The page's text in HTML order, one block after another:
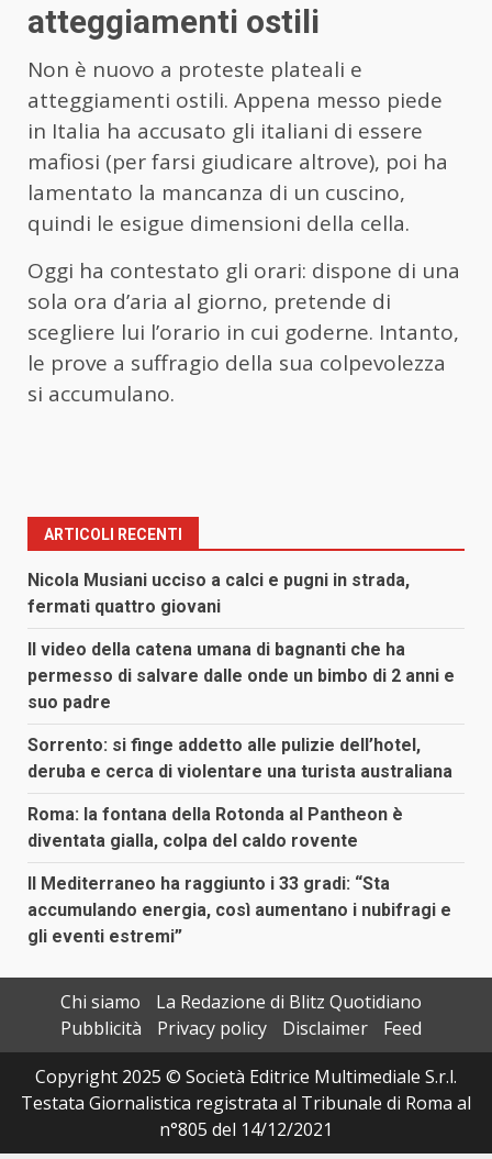
atteggiamenti ostili
Non è nuovo a proteste plateali e
atteggiamenti ostili. Appena messo piede
in Italia ha accusato gli italiani di essere
mafiosi (per farsi giudicare altrove), poi ha
lamentato la mancanza di un cuscino,
quindi le esigue dimensioni della cella.
Oggi ha contestato gli orari: dispone di una
sola ora d’aria al giorno, pretende di
scegliere lui l’orario in cui goderne. Intanto,
le prove a suffragio della sua colpevolezza
si accumulano.
ARTICOLI RECENTI
Nicola Musiani ucciso a calci e pugni in strada,
fermati quattro giovani
Il video della catena umana di bagnanti che ha
permesso di salvare dalle onde un bimbo di 2 anni e
suo padre
Sorrento: si finge addetto alle pulizie dell’hotel,
deruba e cerca di violentare una turista australiana
Roma: la fontana della Rotonda al Pantheon è
diventata gialla, colpa del caldo rovente
Il Mediterraneo ha raggiunto i 33 gradi: “Sta
accumulando energia, così aumentano i nubifragi e
gli eventi estremi”
Chi siamo
La Redazione di Blitz Quotidiano
Pubblicità
Privacy policy Disclaimer
Feed
Copyright 2025 © Società Editrice Multimediale S.r.l.
Testata Giornalistica registrata al Tribunale di Roma al
n°805 del 14/12/2021